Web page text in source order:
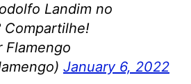
Landim no
Compartilhe!
January 6, 2022